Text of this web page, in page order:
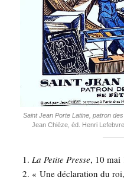
Saint Jean Porte Latine, patron
Jean Chièze, éd. Hen­ri
La Petite Presse, 10
« Une décla­ra­tion du